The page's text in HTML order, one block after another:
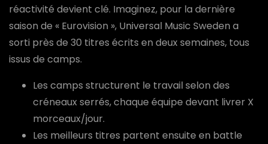
réactivité devient clé. Imaginez, pour la dernière
saison de « Eurovision », Universal Music Sweden a
sorti près de 30 titres écrits en deux semaines, tous
issus de camps.
Les camps structurent le travail selon des
créneaux serrés, chaque équipe devant livrer X
morceaux/jour.
Les meilleurs titres partent ensuite en battle